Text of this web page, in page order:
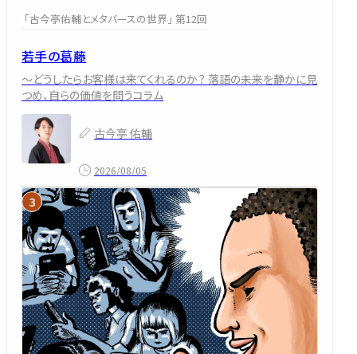
「古今亭佑輔とメタバースの世界」 第12回
若手の葛藤
～どうしたらお客様は来てくれるのか？ 落語の未来を静かに見
つめ、自らの価値を問うコラム
古今亭 佑輔
2026/08/05